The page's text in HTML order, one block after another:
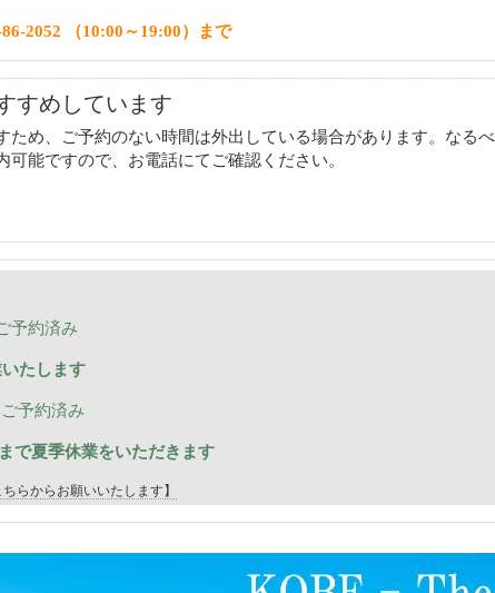
2052 （10:00～19:00）まで
すめしています
ため、ご予約のない時間は外出している場合があります。なる
可能ですので、お電話にてご確認ください。
予約済み
たします
予約済み
で夏季休業をいただきます
らからお願いいたします】